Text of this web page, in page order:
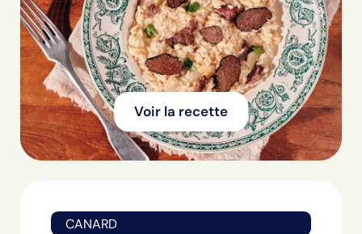
Voir la recette
CANARD